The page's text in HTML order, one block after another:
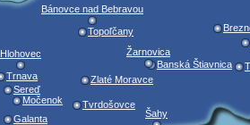
Bánovce nad Bebravou
Banská Štiavnica
Galanta
Hlohovec
Močenok
Sereď
Šahy
Topoľčany
Trnava
Tvrdošovce
Zlaté Moravce
Žarnovica